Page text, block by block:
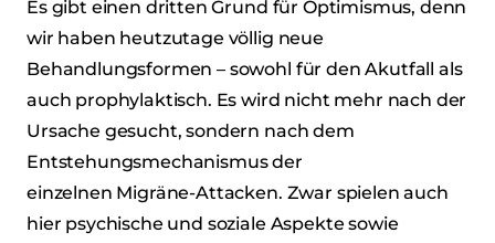
Es gibt einen dritten Grund für Optimismus, denn
wir haben heutzutage völlig neue
Behandlungsformen – sowohl für den Akutfall als
auch prophylaktisch. Es wird nicht mehr nach der
Ursache gesucht, sondern nach dem
Entstehungsmechanismus der
einzelnen Migräne-Attacken. Zwar spielen auch
hier psychische und soziale Aspekte sowie